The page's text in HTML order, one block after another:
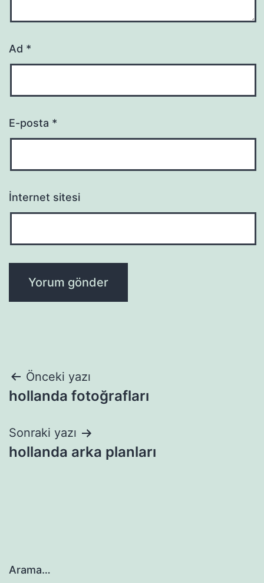
Ad *
E-posta *
İnternet sitesi
Yazı
gezinmesi
Önceki yazı
hollanda fotoğrafları
Sonraki yazı
hollanda arka planları
Arama…